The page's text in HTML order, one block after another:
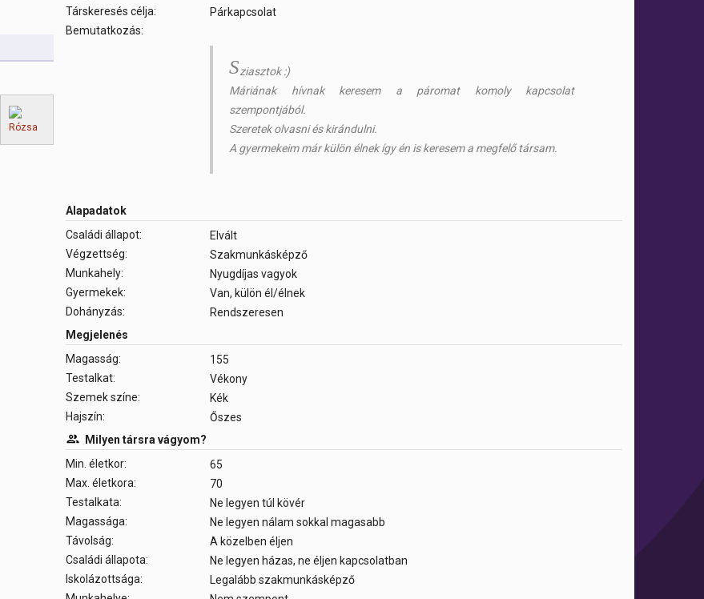
Társkeresés célja:
Párkapcsolat
Bemutatkozás:
Sziasztok :)
Máriának hívnak keresem a páromat komoly kapcsolat
szempontjából.
Szeretek olvasni és kirándulni.
A gyermekeim már külön élnek így én is keresem a megfelő társam.
Alapadatok
Családi állapot:
Elvált
Végzettség:
Szakmunkásképző
Munkahely:
Nyugdíjas vagyok
Gyermekek:
Van, külön él/élnek
Dohányzás:
Rendszeresen
Megjelenés
Magasság:
155
Testalkat:
Vékony
Szemek színe:
Kék
Hajszín:
Őszes
Milyen társra vágyom?
Min. életkor:
65
Max. életkora:
70
Testalkata:
Ne legyen túl kövér
Magassága:
Ne legyen nálam sokkal magasabb
Távolság:
A közelben éljen
Családi állapota:
Ne legyen házas, ne éljen kapcsolatban
Iskolázottsága:
Legalább szakmunkásképző